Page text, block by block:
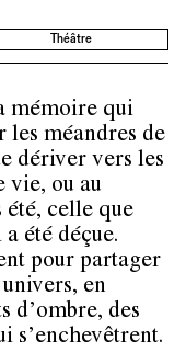
Théâtre
mémoire qui
les méandres de
dériver vers les
vie, ou au
été, celle que
été déçue.
pour partager
en
d’ombre, des
s’enchevêtrent.